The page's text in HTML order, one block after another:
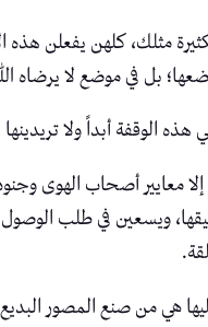
مثلك، كلهن يفعلن هذه
بل في موضع لا يرضاه
الوقفة أبداً ولا
إلا معايير أصحاب الهوى
ويسعين في طلب
هي من صنع المصور